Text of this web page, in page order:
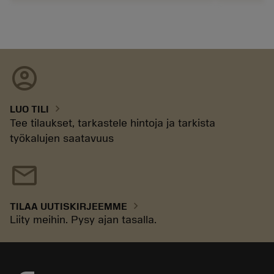
account_circle
LUO TILI chevron_right
Tee tilaukset, tarkastele hintoja ja tarkista
työkalujen saatavuus
mail
TILAA UUTISKIRJEEMME chevron_right
Liity meihin. Pysy ajan tasalla.